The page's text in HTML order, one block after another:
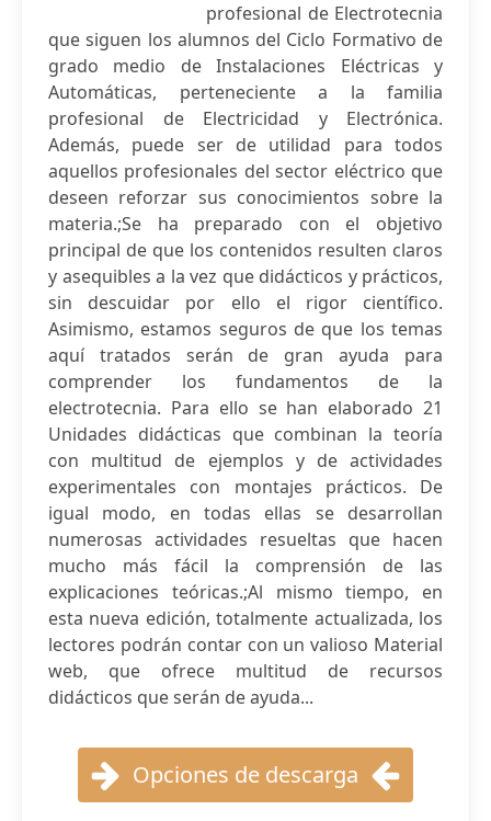
profesional de Electrotecnia
que siguen los alumnos del Ciclo Formativo de
grado medio de Instalaciones Eléctricas y
Automáticas, perteneciente a la familia
profesional de Electricidad y Electrónica.
Además, puede ser de utilidad para todos
aquellos profesionales del sector eléctrico que
deseen reforzar sus conocimientos sobre la
materia.;Se ha preparado con el objetivo
principal de que los contenidos resulten claros
y asequibles a la vez que didácticos y prácticos,
sin descuidar por ello el rigor científico.
Asimismo, estamos seguros de que los temas
aquí tratados serán de gran ayuda para
comprender los fundamentos de la
electrotecnia. Para ello se han elaborado 21
Unidades didácticas que combinan la teoría
con multitud de ejemplos y de actividades
experimentales con montajes prácticos. De
igual modo, en todas ellas se desarrollan
numerosas actividades resueltas que hacen
mucho más fácil la comprensión de las
explicaciones teóricas.;Al mismo tiempo, en
esta nueva edición, totalmente actualizada, los
lectores podrán contar con un valioso Material
web, que ofrece multitud de recursos
didácticos que serán de ayuda...
Opciones de descarga